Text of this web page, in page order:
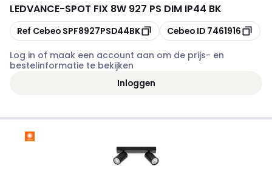
LEDVANCE-SPOT FIX 8W 927 PS DIM IP44 BK
Kopiëren
Ref Cebeo SPF8927PSD44BK Kopiëren
Cebeo ID 7461916
Log in of maak een account aan om de prijs- en
bestelinformatie te bekijken
Inloggen